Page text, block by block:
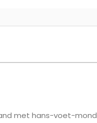
met hans-voet-